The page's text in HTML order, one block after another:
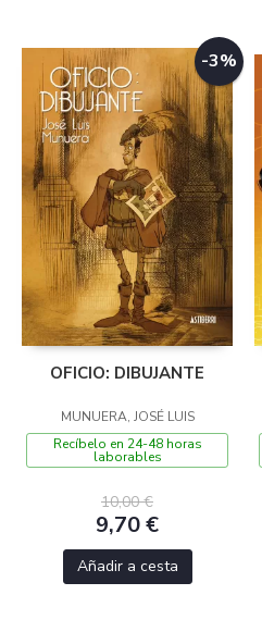
-3%
OFICIO: DIBUJANTE
MUNUERA, JOSÉ LUIS
Recíbelo en 24-48 horas
laborables
10,00 €
9,70 €
Añadir a cesta